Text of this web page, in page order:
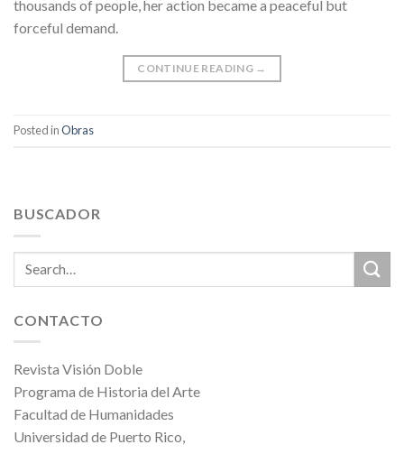
thousands of people, her action became a peaceful but
forceful demand.
CONTINUE READING →
Posted inObras
BUSCADOR
CONTACTO
Revista Visión Doble
Programa de Historia del Arte
Facultad de Humanidades
Universidad de Puerto Rico,